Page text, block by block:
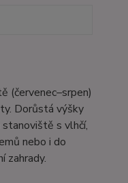
(červenec–srpen)
Dorůstá výšky
s vlhčí,
nebo i do
zahrady.